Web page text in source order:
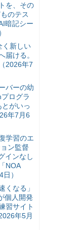
を、その
のテス
暗記シー
く新しい
届ける。
2026年7
バーの幼
ログラ
がいっ
年7月6
学習のエ
ン監督
インなし
NOA
）
くなる」
個人開発
習サイト
年5月